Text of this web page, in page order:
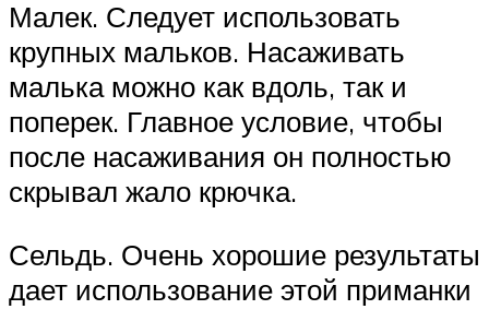
Малек. Следует использовать
крупных мальков. Насаживать
малька можно как вдоль, так и
поперек. Главное условие, чтобы
после насаживания он полностью
скрывал жало крючка.
Сельдь. Очень хорошие результаты
дает использование этой приманки